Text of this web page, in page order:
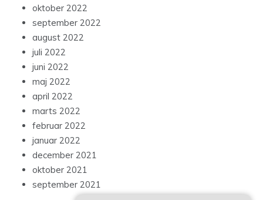
oktober 2022
september 2022
august 2022
juli 2022
juni 2022
maj 2022
april 2022
marts 2022
februar 2022
januar 2022
december 2021
oktober 2021
september 2021